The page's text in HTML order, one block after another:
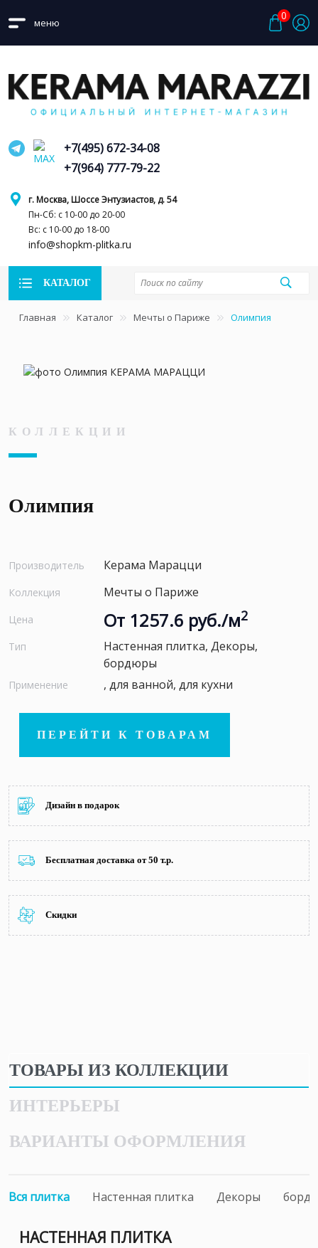
меню
0
г. Москва, Шоссе Энтузиастов, д. 54
Пн-Сб: с 10-00 до 20-00
Вс: с 10-00 до 18-00
info@shopkm-plitka.ru
+7(495) 672-34-08
+7(964) 777-79-22
КАТАЛОГ
Главная Каталог Мечты о Париже Олимпия
КОЛЛЕКЦИИ
Олимпия
Производитель Керама Марацци
Коллекция Мечты о Париже
Цена От 1257.6 руб./м2
Тип
Настенная плитка, Декоры,
бордюры
Применение , для ванной, для кухни
ПЕРЕЙТИ К ТОВАРАМ
Дизайн в подарок
Бесплатная доставка от 50 т.р.
Скидки
ТОВАРЫ ИЗ КОЛЛЕКЦИИ
ИНТЕРЬЕРЫ
ВАРИАНТЫ ОФОРМЛЕНИЯ
Вся плитка Настенная плитка Декоры
НАСТЕННАЯ ПЛИТКА